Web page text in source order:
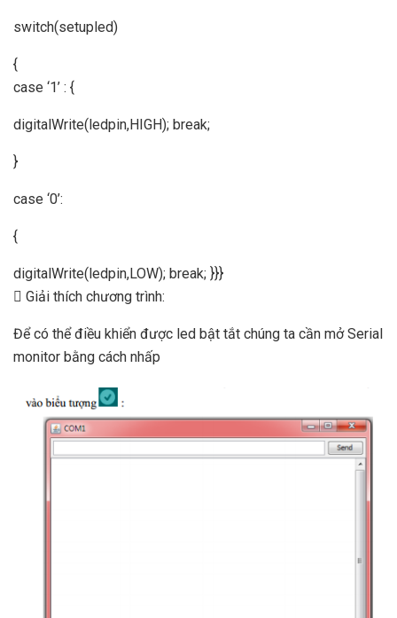
switch(setupled)
{
case ‘1’ : {
digitalWrite(ledpin,HIGH); break;
}
case ‘0’:
{
digitalWrite(ledpin,LOW); break; }}}
 Giải thích chương trình:
Để có thể điều khiển được led bật tắt chúng ta cần mở Serial
monitor bằng cách nhấp